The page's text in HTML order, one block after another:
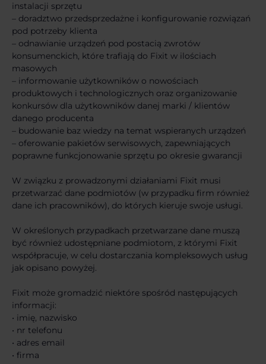
instalacji sprzętu
– doradztwo przedsprzedażne i konfigurowanie rozwiązań
pod potrzeby klienta
– odnawianie urządzeń pod postacią zwrotów
konsumenckich, które trafiają do Fixit w ilościach
masowych
– informowanie użytkowników o nowościach
produktowych i technologicznych oraz organizowanie
konkursów dla użytkowników danej marki / klientów
danego producenta
– budowanie baz wiedzy na temat wspieranych urządzeń
– oferowanie pakietów serwisowych, zapewniających
poprawne funkcjonowanie sprzętu po okresie gwarancji
W związku z prowadzonymi działaniami Fixit musi
przetwarzać dane podmiotów (w przypadku firm również
dane ich pracowników), do których kieruje swoje usługi.
W określonych przypadkach przetwarzane dane muszą
być również udostępniane podmiotom, z którymi Fixit
współpracuje, w celu dostarczania kompleksowych usług
jak opisano powyżej.
Fixit może gromadzić niektóre spośród następujących
informacji:
• imię, nazwisko
• nr telefonu
• adres email
• firma